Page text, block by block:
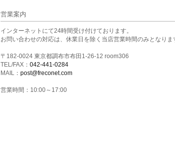
営業案内
インターネットにて24時間受け付けております。
お問い合わせの対応は、休業日を除く当店営業時間のみとなりま
〒182-0024 東京都調布市布田1-26-12 room306
TEL/FAX： 042-441-0284
MAIL： post@freconet.com
営業時間：10:00～17:00